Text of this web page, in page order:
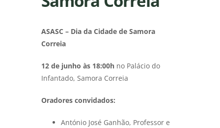
ASASC – Dia da Cidade de Samora
Correia
12 de junho às 18:00h no Palácio do
Infantado, Samora Correia
Oradores convidados:
António José Ganhão, Professor e